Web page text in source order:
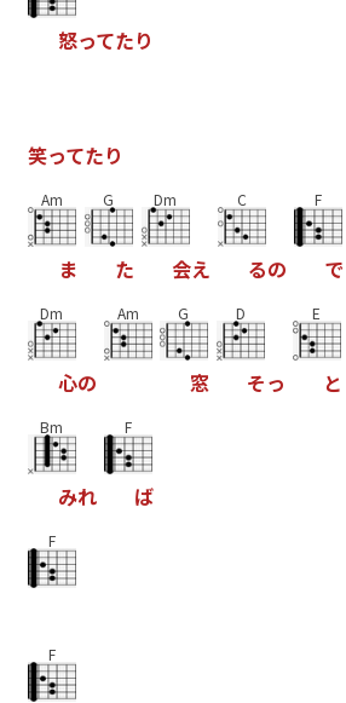
怒ってたり
笑ってたり
Am
ま
G
た
Dm
会え
C
るの
F
で
Dm
心の
Am G
窓
D
そっ
E
と
Bm
みれ
F
ば
F
F